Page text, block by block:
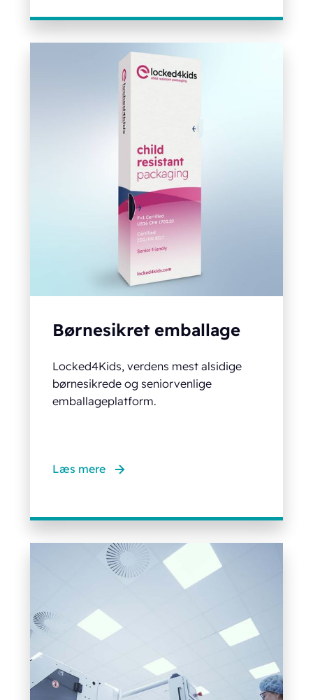
Børnesikret emballage
Locked4Kids, verdens mest alsidige
børnesikrede og seniorvenlige
emballageplatform.
Læs mere